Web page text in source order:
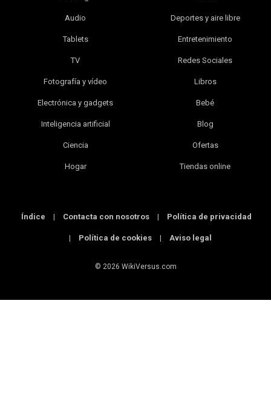
Audio
Tablets
TV
Fotografía y vídeo
Electrónica y gadgets
Inteligencia artificial
Ciencia
Hogar
Deportes y aire libre
Entretenimiento
Redes Sociales
Libros
Bebé
Blog
Ofertas
Tiendas online
Índice | Contacta con nosotros | Política de privacidad
| Política de cookies | Aviso legal
© 2026 WikiVersus.com